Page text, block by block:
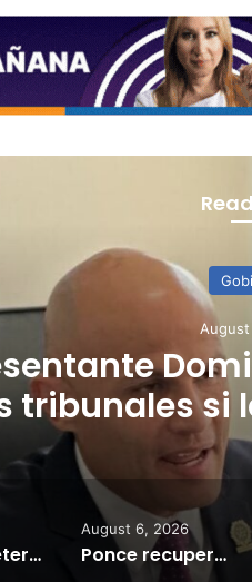
escala
Supremo determina acoger demandas del Gobierno contra LUMA Energy
August 6, 2026
Ponce recuperará rampas marítimas para reactivar excursiones a Cardona y Caja de Muerto